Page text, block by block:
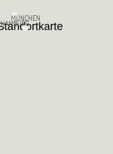
HAMBURG
MÜNCHEN